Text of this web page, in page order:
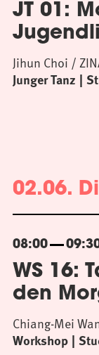
JT 01:
Junger Tanz
Jihun Choi /
02.06. Di
08:00
WS 16:
den
Workshop
Chiang-Mei